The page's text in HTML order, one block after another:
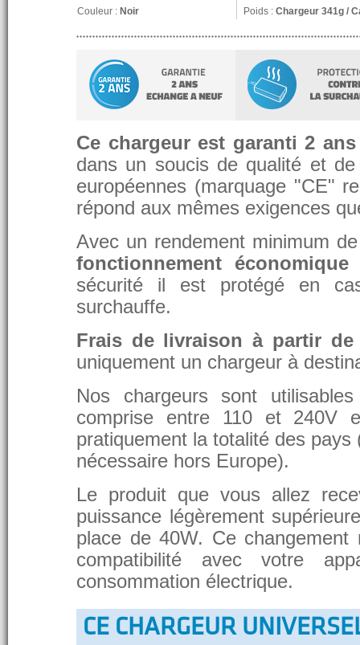
Couleur : Noir Poids : Chargeur 341g /
Ce chargeur est garanti 2 ans
dans un soucis de qualité et
européennes (marquage "CE"
répond aux mêmes exigences
Avec un rendement minimum
fonctionnement
sécurité il est protégé en
surchauffe.
Frais de livraison à partir de
uniquement un chargeur à
Nos chargeurs sont
comprise entre 110 et 240V
pratiquement la totalité des
nécessaire hors Europe).
Le produit que vous allez
puissance légèrement
place de 40W. Ce
compatibilité avec votre
consommation électrique.
CE CHARGEUR